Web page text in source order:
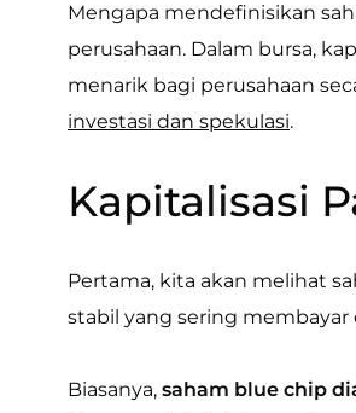
Mengapa mendefinisikan
perusahaan. Dalam bursa,
menarik bagi perusahaan
investasi dan spekulasi.
Kapitalisasi
Pertama, kita akan melihat
stabil yang sering
Biasanya, saham blue chip